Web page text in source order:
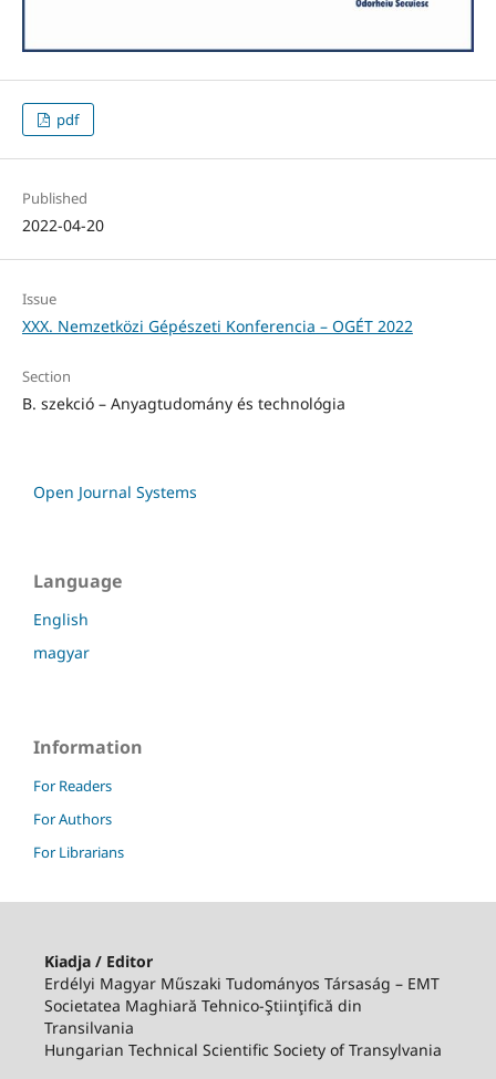
pdf
Published
2022-04-20
Issue
XXX. Nemzetközi Gépészeti Konferencia – OGÉT 2022
Section
B. szekció – Anyagtudomány és technológia
Open Journal Systems
Language
English
magyar
Information
For Readers
For Authors
For Librarians
Kiadja / Editor
Erdélyi Magyar Műszaki Tudományos Társaság – EMT
Societatea Maghiară Tehnico-Ştiinţifică din
Transilvania
Hungarian Technical Scientific Society of Transylvania